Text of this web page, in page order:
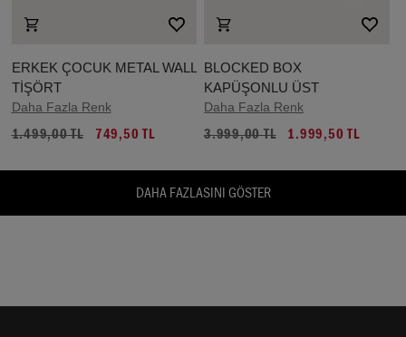
ERKEK ÇOCUK METAL WALL
TİŞÖRT
Daha Fazla Renk
1.499,00 TL 749,50 TL
BLOCKED BOX
KAPÜŞONLU ÜST
Daha Fazla Renk
3.999,00 TL 1.999,50 TL
DAHA FAZLASINI GÖSTER